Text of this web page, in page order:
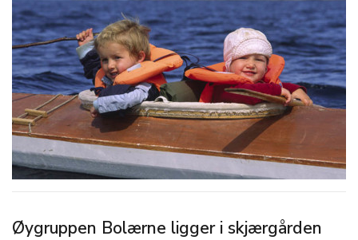
Øygruppen Bolærne ligger i skjærgården